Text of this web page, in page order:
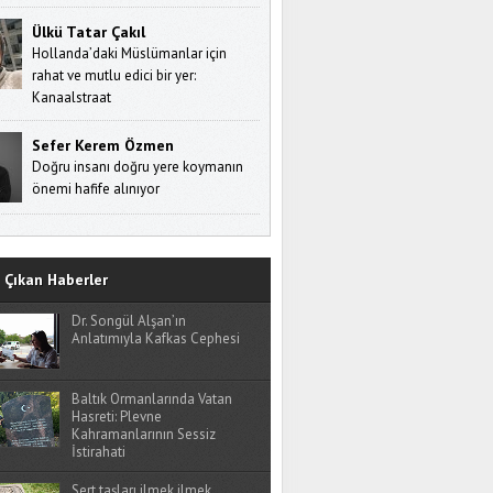
Ülkü Tatar Çakıl
Hollanda’daki Müslümanlar için
rahat ve mutlu edici bir yer:
Kanaalstraat
Sefer Kerem Özmen
Doğru insanı doğru yere koymanın
önemi hafife alınıyor
Haberler
Dr. Songül Alşan’ın
Anlatımıyla Kafkas Cephesi
Baltık Ormanlarında Vatan
Hasreti: Plevne
Kahramanlarının Sessiz
İstirahati